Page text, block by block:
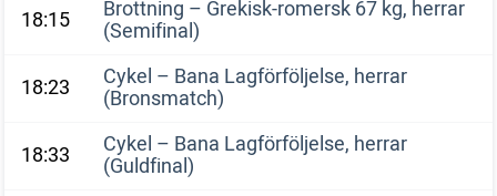
18:15
Brottning – Grekisk-romersk 67 kg, herrar
(Semifinal)
18:23
Cykel – Bana Lagförföljelse, herrar
(Bronsmatch)
18:33
Cykel – Bana Lagförföljelse, herrar
(Guldfinal)